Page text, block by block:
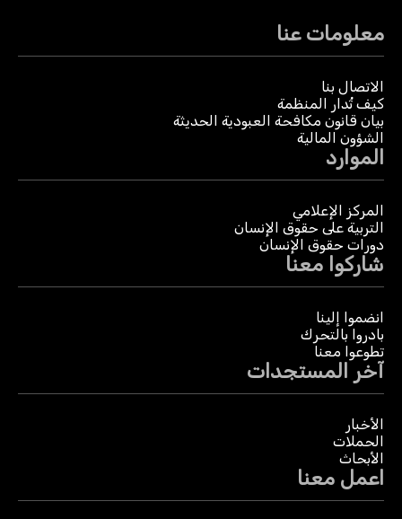
معلومات عنا
الاتصال بنا
كيف تُدار المنظمة
بيان قانون مكافحة العبودية الحديثة
الشؤون المالية
الموارد
المركز الإعلامي
التربية على حقوق الإنسان
دورات حقوق الإنسان
شاركوا معنا
انضموا إلينا
بادروا بالتحرك
تطوعوا معنا
آخر المستجدات
الأخبار
الحملات
الأبحاث
اعمل معنا